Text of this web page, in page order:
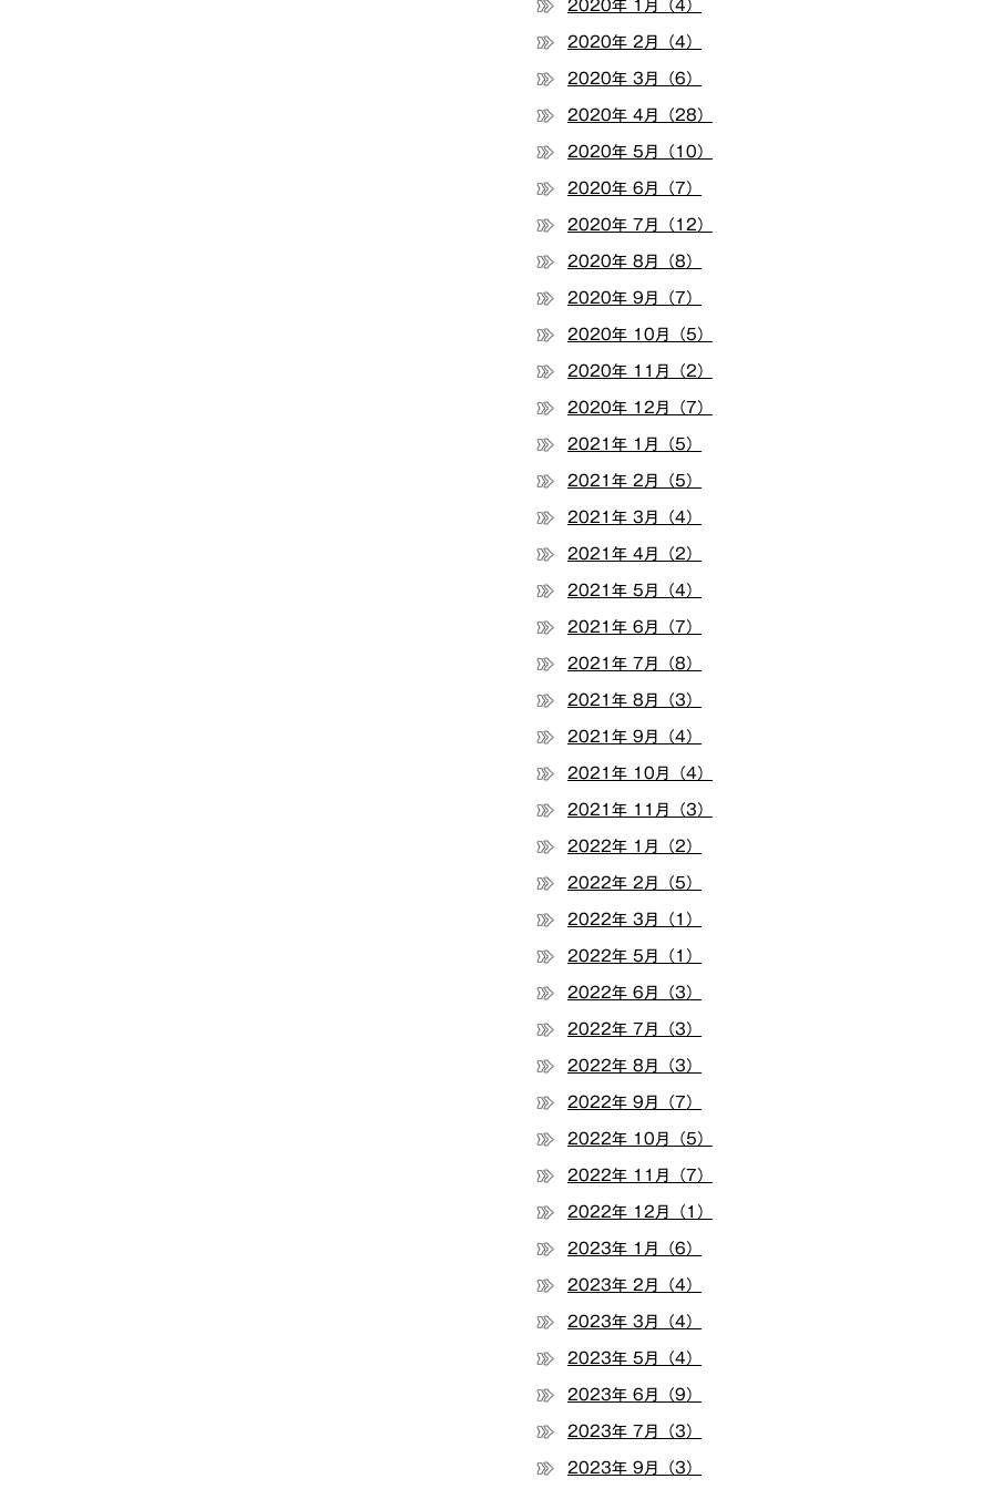
2020年 1月（4）
2020年 2月（4）
2020年 3月（6）
2020年 4月（28）
2020年 5月（10）
2020年 6月（7）
2020年 7月（12）
2020年 8月（8）
2020年 9月（7）
2020年 10月（5）
2020年 11月（2）
2020年 12月（7）
2021年 1月（5）
2021年 2月（5）
2021年 3月（4）
2021年 4月（2）
2021年 5月（4）
2021年 6月（7）
2021年 7月（8）
2021年 8月（3）
2021年 9月（4）
2021年 10月（4）
2021年 11月（3）
2022年 1月（2）
2022年 2月（5）
2022年 3月（1）
2022年 5月（1）
2022年 6月（3）
2022年 7月（3）
2022年 8月（3）
2022年 9月（7）
2022年 10月（5）
2022年 11月（7）
2022年 12月（1）
2023年 1月（6）
2023年 2月（4）
2023年 3月（4）
2023年 5月（4）
2023年 6月（9）
2023年 7月（3）
2023年 9月（3）